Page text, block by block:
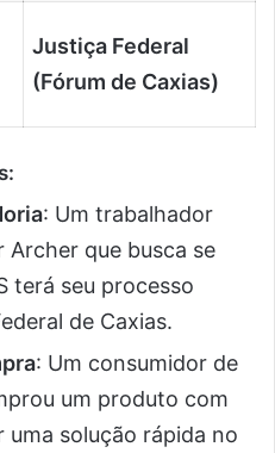
Justiça Federal
(Fórum de Caxias)
:
: Um trabalhador
Archer que busca se
terá seu processo
de Caxias.
: Um consumidor de
um produto com
solução rápida no